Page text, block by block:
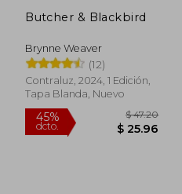
Butcher & Blackbird
Brynne Weaver
(12)
Contraluz, 2024, 1 Edición,
Tapa Blanda, Nuevo